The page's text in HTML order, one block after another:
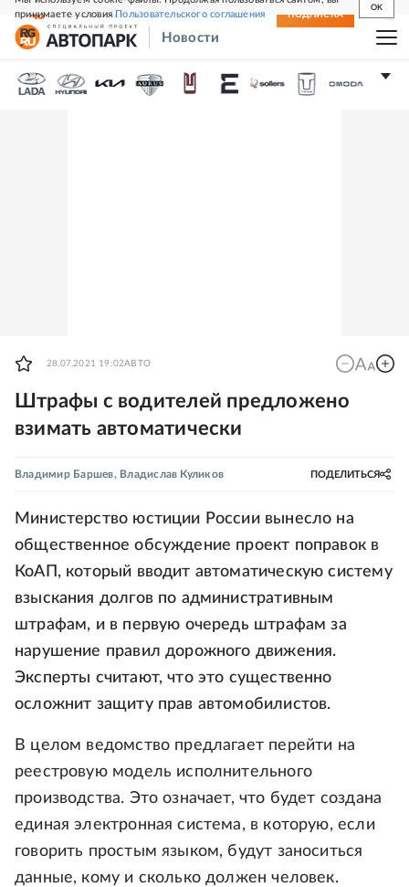
принимаете условияПользовательского соглашения
OK
СВЕЖИЙ НОМЕР ПОДПИСКА
Новости
28.07.2021 19:02АВТО
Штрафы с водителей предложено
взимать автоматически
Владимир Баршев, Владислав Куликов ПОДЕЛИТЬСЯ
Министерство юстиции России вынесло на
общественное обсуждение проект поправок в
КоАП, который вводит автоматическую систему
взыскания долгов по административным
штрафам, и в первую очередь штрафам за
нарушение правил дорожного движения.
Эксперты считают, что это существенно
осложнит защиту прав автомобилистов.
В целом ведомство предлагает перейти на
реестровую модель исполнительного
производства. Это означает, что будет создана
единая электронная система, в которую, если
говорить простым языком, будут заноситься
данные, кому и сколько должен человек.